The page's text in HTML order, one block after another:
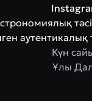
Күн
Ұлы